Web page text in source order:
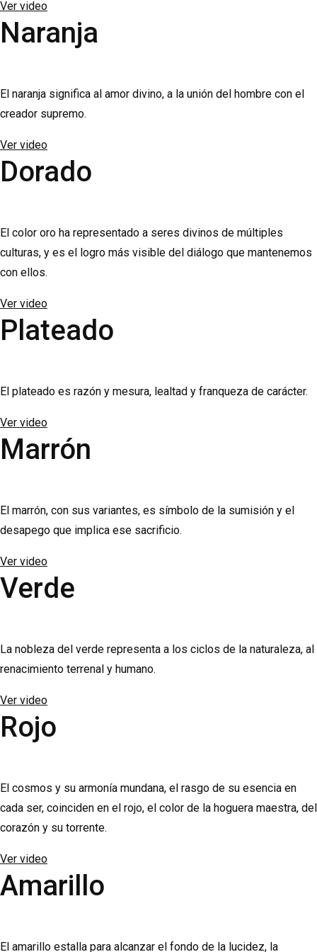
Ver video
Naranja
El naranja significa al amor divino, a la unión del hombre con el
creador supremo.
Ver video
Dorado
El color oro ha representado a seres divinos de múltiples
culturas, y es el logro más visible del diálogo que mantenemos
con ellos.
Ver video
Plateado
El plateado es razón y mesura, lealtad y franqueza de carácter.
Ver video
Marrón
El marrón, con sus variantes, es símbolo de la sumisión y el
desapego que implica ese sacrificio.
Ver video
Verde
La nobleza del verde representa a los ciclos de la naturaleza, al
renacimiento terrenal y humano.
Ver video
Rojo
El cosmos y su armonía mundana, el rasgo de su esencia en
cada ser, coinciden en el rojo, el color de la hoguera maestra, del
corazón y su torrente.
Ver video
Amarillo
El amarillo estalla para alcanzar el fondo de la lucidez, la